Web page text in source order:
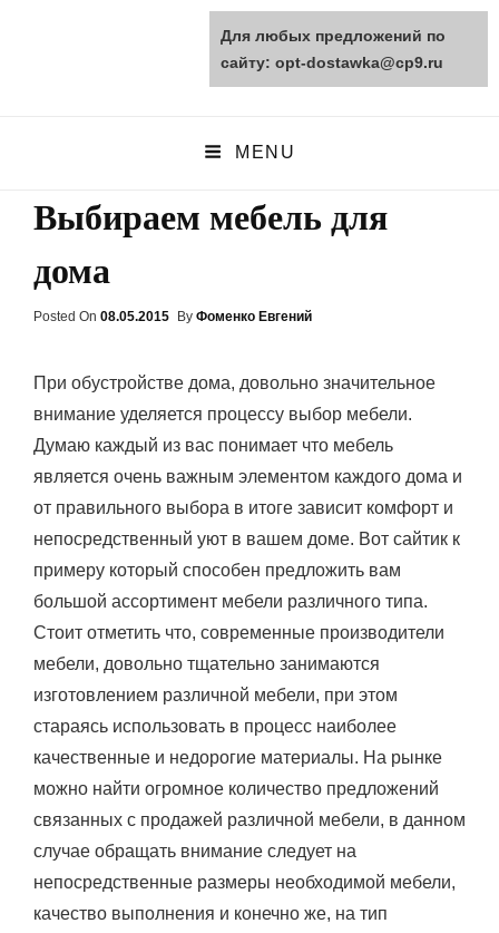
opt-dostawka.ru
MENU
Выбираем мебель для
дома
Posted On Posted
08.05.2015 By Фоменко Евгений
При обустройстве дома, довольно значительное
внимание уделяется процессу выбор мебели.
Думаю каждый из вас понимает что мебель
является очень важным элементом каждого дома и
от правильного выбора в итоге зависит комфорт и
непосредственный уют в вашем доме. Вот сайтик к
примеру который способен предложить вам
большой ассортимент мебели различного типа.
Стоит отметить что, современные производители
мебели, довольно тщательно занимаются
изготовлением различной мебели, при этом
стараясь использовать в процесс наиболее
качественные и недорогие материалы. На рынке
можно найти огромное количество предложений
связанных с продажей различной мебели, в данном
случае обращать внимание следует на
непосредственные размеры необходимой мебели,
качество выполнения и конечно же, на тип
Для любых предложений по
сайту: opt-dostawka@cp9.ru